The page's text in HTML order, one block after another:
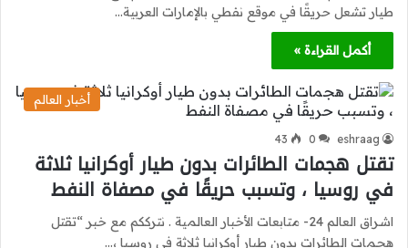
طيار تشعل حريقًا في موقع نفطي بالإمارات العربية…
أكمل القراءة »
أخبار العالم
eshraag
0
43
تقتل هجمات الطائرات بدون طيار أوكرانيا ثلاثة
في روسيا ، وتسبب حريقًا في مصفاة النفط
اشراق العالم 24- متابعات الأخبار العالمية . نترككم مع خبر “تقتل
هجمات الطائرات بدون طيار أوكرانيا ثلاثة في روسيا ،…